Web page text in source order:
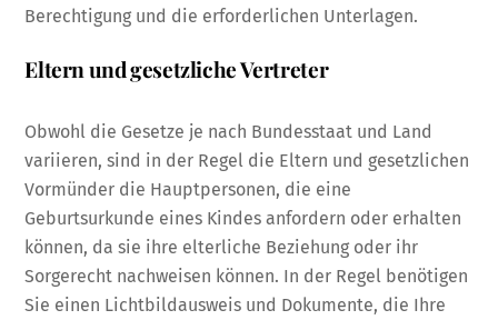
Berechtigung und die erforderlichen Unterlagen.
Eltern und gesetzliche Vertreter
Obwohl die Gesetze je nach Bundesstaat und Land
variieren, sind in der Regel die Eltern und gesetzlichen
Vormünder die Hauptpersonen, die eine
Geburtsurkunde eines Kindes anfordern oder erhalten
können, da sie ihre elterliche Beziehung oder ihr
Sorgerecht nachweisen können. In der Regel benötigen
Sie einen Lichtbildausweis und Dokumente, die Ihre